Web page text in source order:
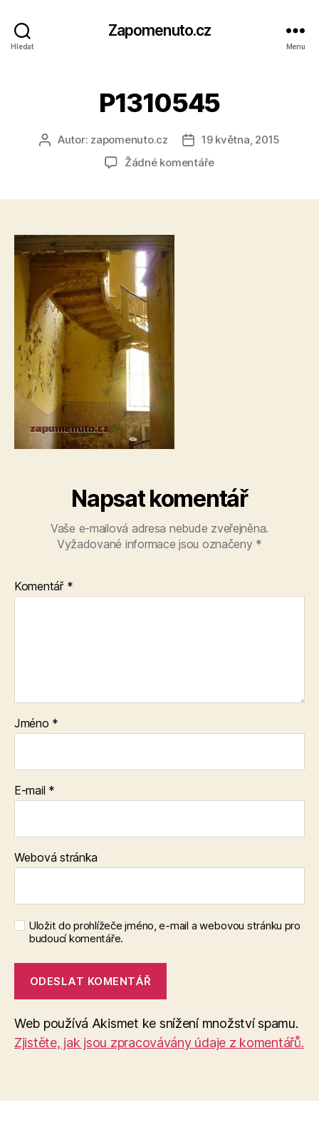
Hledat
Zapomenuto.cz
Menu
P1310545
AutorAutor: zapomenuto.cz
Datum
příspěvku
19 května, 2015
Žádné komentářeu
Napsat komentář
Vaše e-mailová adresa nebude zveřejněna.
Vyžadované informace jsou označeny *
Komentář *
Jméno *
E-mail *
Webová stránka
Uložit do prohlížeče jméno, e-mail a webovou stránku pro
budoucí komentáře.
Web používá Akismet ke snížení množství spamu.
Zjistěte, jak jsou zpracovávány údaje z komentářů.